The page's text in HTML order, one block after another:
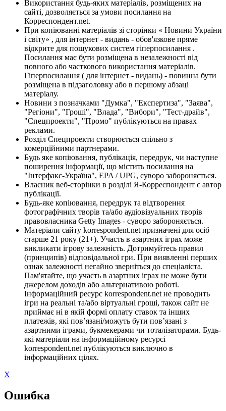
Використання будь-яких матеріалів, розміщених на
сайті, дозволяється за умови посилання на
Корреспондент.net.
При копіюванні матеріалів зі сторінки « Новини України
і світу» , для інтернет - видань - обов'язкове пряме
відкрите для пошукових систем гіперпосилання .
Посилання має бути розміщена в незалежності від
повного або часткового використання матеріалів.
Гіперпосилання ( для інтернет - видань) - повинна бути
розміщена в підзаголовку або в першому абзаці
матеріалу.
Новини з позначками "Думка", "Експертиза", "Заява",
"Регіони", "Гроші", "Влада", "Вибори", "Тест-драйв",
"Спецпроекти", "Промо" публікуються на правах
реклами.
Розділ Спецпроекти створюється спільно з
комерційними партнерами.
Будь яке копіювання, публікація, передрук, чи наступне
поширення інформації, що містить посилання на
"Інтерфакс-Україна", EPA / UPG, суворо забороняється.
Власник веб-сторінки в розділі Я-Корреспондент є автор
публікації.
Будь-яке копіювання, передрук та відтворення
фотографічних творів та/або аудіовізуальних творів
правовласника Getty Images - суворо забороняється.
Матеріали сайту korrespondent.net призначені для осіб
старше 21 року (21+). Участь в азартних іграх може
викликати ігрову залежність. Дотримуйтесь правил
(принципів) відповідальної гри. При виявленні перших
ознак залежності негайно зверніться до спеціаліста.
Пам'ятайте, що участь в азартних іграх не може бути
джерелом доходів або альтернативою роботі.
Інформаційний ресурс korrespondent.net не проводить
ігри на реальні та/або віртуальні гроші, також сайт не
приймає ні в якій формі оплату ставок та інших
платежів, які пов’язані/можуть бути пов’язані з
азартними іграми, букмекерами чи тоталізаторами. Будь-
які матеріали на інформаційному ресурсі
korrespondent.net публікуються виключно в
інформаційних цілях.
X
Ошибка